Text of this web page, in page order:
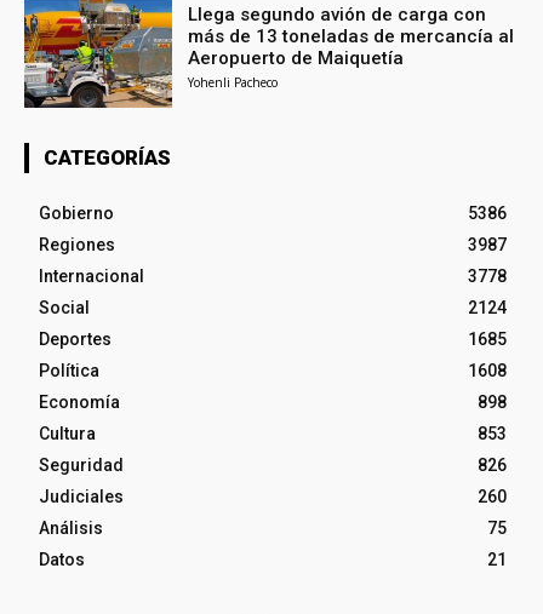
Llega segundo avión de carga con
más de 13 toneladas de mercancía al
Aeropuerto de Maiquetía
Yohenli Pacheco
CATEGORÍAS
Gobierno
5386
Regiones
3987
Internacional
3778
Social
2124
Deportes
1685
Política
1608
Economía
898
Cultura
853
Seguridad
826
Judiciales
260
Análisis
75
Datos
21